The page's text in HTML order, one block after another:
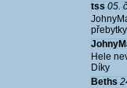
tss 05.
Hele
Díky
Beths